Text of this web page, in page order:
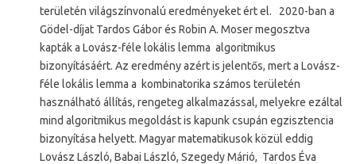
területén világszínvonalú eredményeket ért el. 2020-ban a
Gödel-díjat Tardos Gábor és Robin A. Moser megosztva
kapták a Lovász-féle lokális lemma algoritmikus
bizonyításáért. Az eredmény azért is jelentős, mert a Lovász-
féle lokális lemma a kombinatorika számos területén
használható állítás, rengeteg alkalmazással, melyekre ezáltal
mind algoritmikus megoldást is kapunk csupán egzisztencia
bizonyítása helyett. Magyar matematikusok közül eddig
Lovász László, Babai László, Szegedy Márió, Tardos Éva